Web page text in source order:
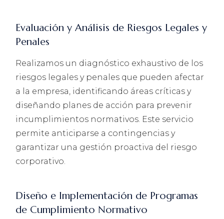
Evaluación y Análisis de Riesgos Legales y
Penales
Realizamos un diagnóstico exhaustivo de los
riesgos legales y penales que pueden afectar
a la empresa, identificando áreas críticas y
diseñando planes de acción para prevenir
incumplimientos normativos. Este servicio
permite anticiparse a contingencias y
garantizar una gestión proactiva del riesgo
corporativo.
Diseño e Implementación de Programas
de Cumplimiento Normativo